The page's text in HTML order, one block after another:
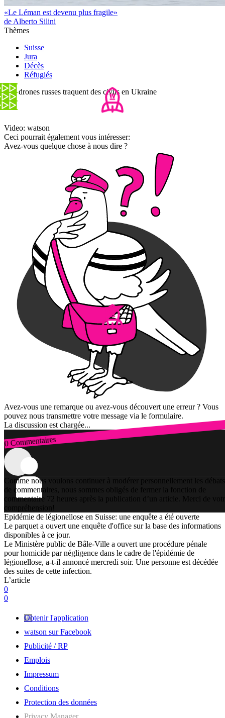
«Le Léman est devenu plus fragile»
de Alberto Silini
Thèmes
Suisse
Jura
Décès
Réfugiés
Des drones russes traquent des civils en Ukraine
Video: watson
Ceci pourrait également vous intéresser:
Avez-vous quelque chose à nous dire ?
Avez-vous une remarque ou avez-vous découvert une erreur ? Vous
pouvez nous transmettre votre message via le formulaire.
La discussion est chargée...
0 Commentaires
Connexion
Comme nous voulons continuer à modérer personnellement les débats
de commentaires, nous sommes obligés de fermer la fonction de
commentaire 72 heures après la publication d’un article. Merci de
compréhension!
Epidémie de légionellose en Suisse: une enquête a été ouverte
Le parquet a ouvert une enquête d'office sur la base des informations
disponibles à ce jour.
Le Ministère public de Bâle-Ville a ouvert une procédure pénale
pour homicide par négligence dans le cadre de l'épidémie de
légionellose, a-t-il annoncé mercredi soir. Une personne est décédée
des suites de cette infection.
L’article
0
0
Obtenir l'application
watson sur Facebook
Publicité / RP
Emplois
Impressum
Conditions
Protection des données